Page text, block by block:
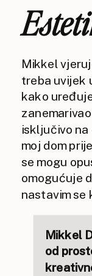
Mikkel
treba uvijek
kako
isključivo na
moj dom
se mogu
omogućuje
nastavim se
Mikkel
od